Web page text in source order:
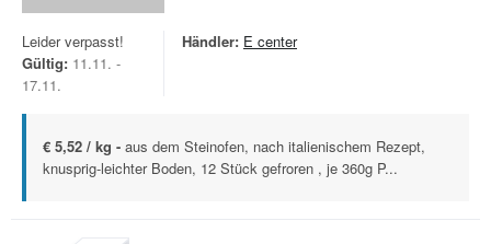
Leider verpasst!
Gültig: 11.11. -
17.11.
Händler: E center
€ 5,52 / kg - aus dem Steinofen, nach italienischem Rezept,
knusprig-leichter Boden, 12 Stück gefroren , je 360g P...